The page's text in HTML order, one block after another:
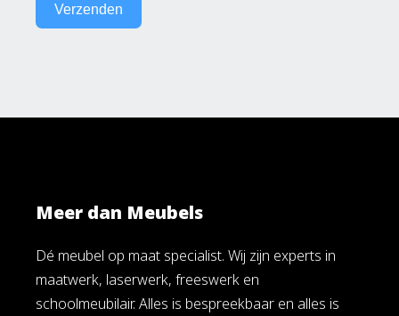
Verzenden
Meer dan Meubels
Dé meubel op maat specialist. Wij zijn experts in
maatwerk, laserwerk, freeswerk en
schoolmeubilair. Alles is bespreekbaar en alles is